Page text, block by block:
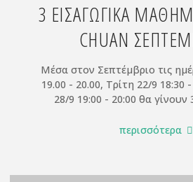
3 ΕΙΣΑΓΩΓΙΚΆ
CHUAN
Μέσα στον Σεπτέμβριο τις
19.00 - 20.00, Τρίτη 22/9 18:30
28/9 19:00 - 20:00 θα γίνουν
περισσότερα "3